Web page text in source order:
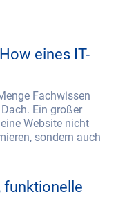
eines IT-
Fachwissen
Ein großer
Website nicht
sondern auch
funktionelle